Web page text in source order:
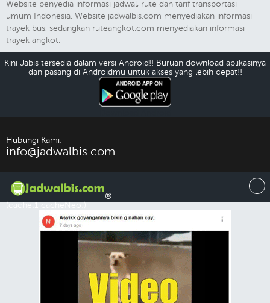
Website penyedia informasi jadwal, rute dan tarif transportasi
umum Indonesia. Website jadwalbis.com menyediakan informasi
trayek bus, sedangkan ruteangkot.com menyediakan informasi
trayek angkot.
Kini Jabis tersedia dalam versi Android!! Buruan download aplikasinya
dan pasang di Androidmu untuk akses yang lebih cepat!!
Hubungi Kami:
info@jadwalbis.com
®
(cache:1 cacheNeo:)